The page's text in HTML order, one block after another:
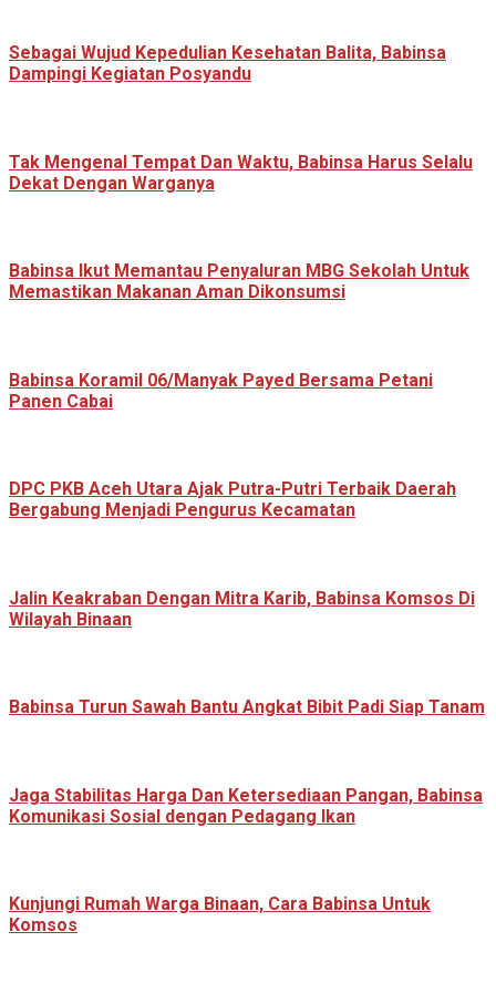
Sebagai Wujud Kepedulian Kesehatan Balita, Babinsa
Dampingi Kegiatan Posyandu
Tak Mengenal Tempat Dan Waktu, Babinsa Harus Selalu
Dekat Dengan Warganya
Babinsa Ikut Memantau Penyaluran MBG Sekolah Untuk
Memastikan Makanan Aman Dikonsumsi
Babinsa Koramil 06/Manyak Payed Bersama Petani
Panen Cabai
‎DPC PKB Aceh Utara Ajak Putra-Putri Terbaik Daerah
Bergabung Menjadi Pengurus Kecamatan
Jalin Keakraban Dengan Mitra Karib, Babinsa Komsos Di
Wilayah Binaan
Babinsa Turun Sawah Bantu Angkat Bibit Padi Siap Tanam
Jaga Stabilitas Harga Dan Ketersediaan Pangan, Babinsa
Komunikasi Sosial dengan Pedagang Ikan
Kunjungi Rumah Warga Binaan, Cara Babinsa Untuk
Komsos